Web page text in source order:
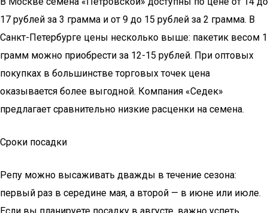
17 рублей за 3 грамма и от 9 до 15 рублей за 2 грамма. В
Санкт-Петербурге цены несколько выше: пакетик весом 1
грамм можно приобрести за 12-15 рублей. При оптовых
покупках в большинстве торговых точек цена
оказывается более выгодной. Компания «Седек»
предлагает сравнительно низкие расценки на семена.
Сроки посадки
Репу можно высаживать дважды в течение сезона:
первый раз в середине мая, а второй — в июне или июле.